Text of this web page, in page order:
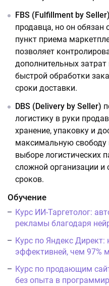
FBS (Fulfillment by Seller)
продавца, но он обязан
пункт приема
позволяет
дополнительных затрат
быстрой обработки
сроки доставки.
DBS (Delivery by Seller)
логистику в руки
хранение, упаковку и
максимальную свободу
выборе логистических
сложной организации и
сроков.
Обучение
Курс ИИ-Таргетолог:
рекламы благодаря
Курс по Яндекс Директ:
эффективней, чем 97%
Курс по продающим
без опыта в